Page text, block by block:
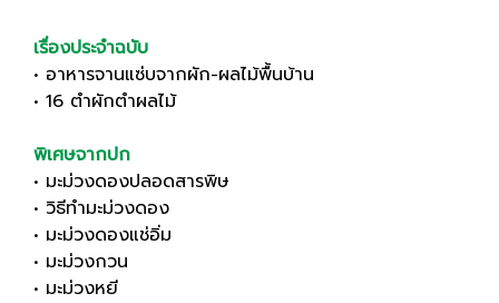
เรื่องประจำฉบับ
• อาหารจานแซ่บจากผัก-ผลไม้พื้นบ้าน
• 16 ตำผักตำผลไม้
พิเศษจากปก
• มะม่วงดองปลอดสารพิษ
• วิธีทำมะม่วงดอง
• มะม่วงดองแช่อิ่ม
• มะม่วงกวน
• มะม่วงหยี